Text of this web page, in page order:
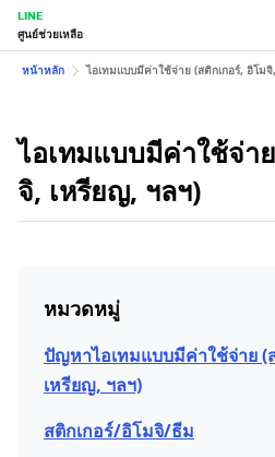
LINE
ศูนย์ช่วยเหลือ
หน้าหลัก ไอเทมแบบมีค่าใช้จ่าย (สติกเกอร์, อิโม
ไอเทมแบบมีค่าใช้จ่า
จิ, เหรียญ, ฯลฯ)
หมวดหมู่
ปัญหาไอเทมแบบมีค่าใช้จ่าย (
เหรียญ, ฯลฯ)
สติกเกอร์/อิโมจิ/ธีม